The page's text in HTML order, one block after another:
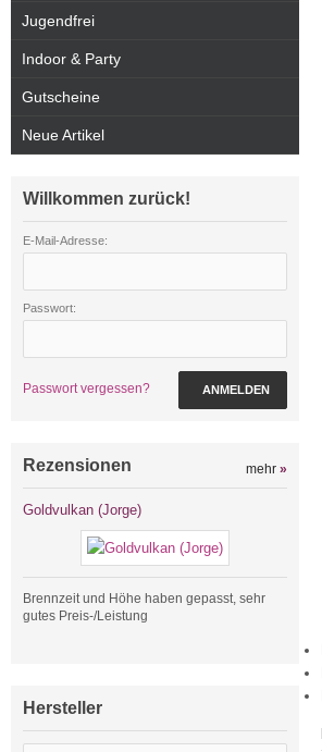
Jugendfrei
Indoor & Party
Gutscheine
Neue Artikel
Willkommen zurück!
E-Mail-Adresse:
Passwort:
Passwort vergessen? ANMELDEN
Rezensionen mehr »
Goldvulkan (Jorge)
Brennzeit und Höhe haben gepasst, sehr
gutes Preis-/Leistung
Hersteller